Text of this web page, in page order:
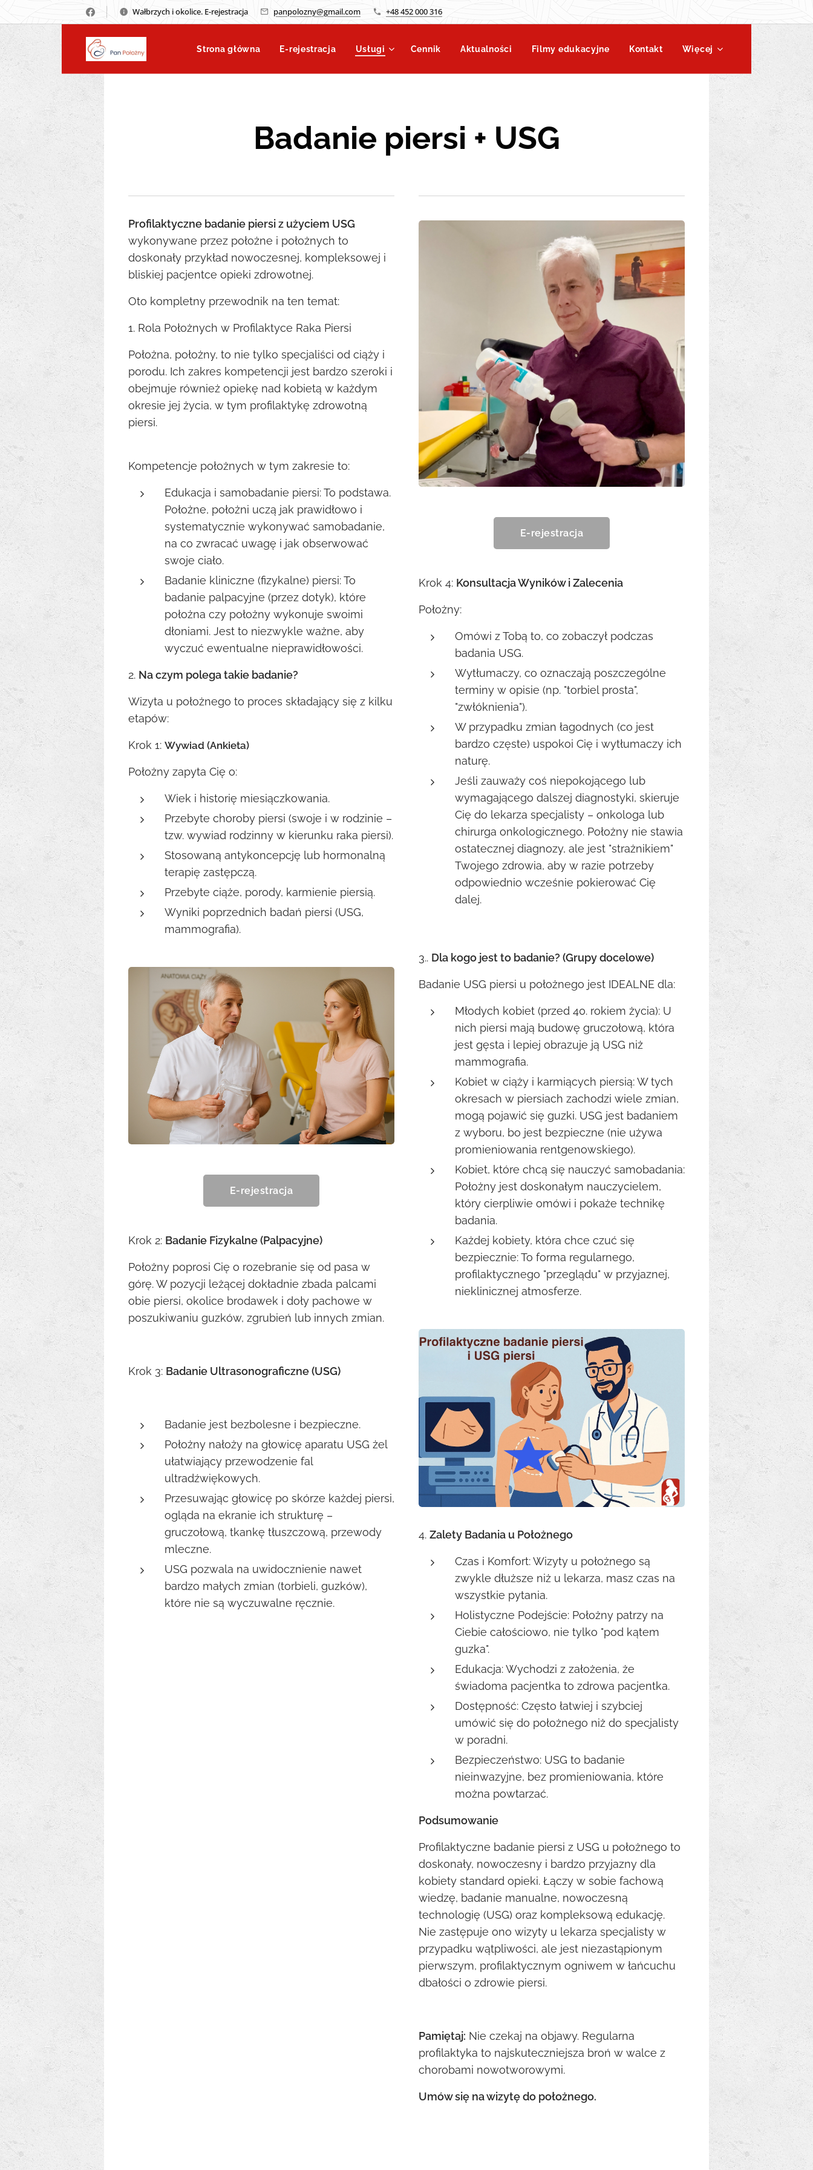
Wałbrzych i okolice. E-rejestracja panpolozny@gmail.com +48 452 000 316
Strona główna E-rejestracja Usługi Cennik Aktualności Filmy edukacyjne Kontakt Więcej
Badanie piersi + USG
Profilaktyczne badanie piersi z użyciem USG
wykonywane przez położne i położnych to
doskonały przykład nowoczesnej, kompleksowej i
bliskiej pacjentce opieki zdrowotnej.
Oto kompletny przewodnik na ten temat:
1. Rola Położnych w Profilaktyce Raka Piersi
Położna, położny, to nie tylko specjaliści od ciąży i
porodu. Ich zakres kompetencji jest bardzo szeroki i
obejmuje również opiekę nad kobietą w każdym
okresie jej życia, w tym profilaktykę zdrowotną
piersi.
Kompetencje położnych w tym zakresie to:
Edukacja i samobadanie piersi: To podstawa.
Położne, położni uczą jak prawidłowo i
systematycznie wykonywać samobadanie,
na co zwracać uwagę i jak obserwować
swoje ciało.
Badanie kliniczne (fizykalne) piersi: To
badanie palpacyjne (przez dotyk), które
położna czy położny wykonuje swoimi
dłoniami. Jest to niezwykle ważne, aby
wyczuć ewentualne nieprawidłowości.
2. Na czym polega takie badanie?
Wizyta u położnego to proces składający się z kilku
etapów:
Krok 1: Wywiad (Ankieta)
Położny zapyta Cię o:
Wiek i historię miesiączkowania.
Przebyte choroby piersi (swoje i w rodzinie –
tzw. wywiad rodzinny w kierunku raka piersi).
Stosowaną antykoncepcję lub hormonalną
terapię zastępczą.
Przebyte ciąże, porody, karmienie piersią.
Wyniki poprzednich badań piersi (USG,
mammografia).
E-rejestracja
Krok 2: Badanie Fizykalne (Palpacyjne)
Położny poprosi Cię o rozebranie się od pasa w
górę. W pozycji leżącej dokładnie zbada palcami
obie piersi, okolice brodawek i doły pachowe w
poszukiwaniu guzków, zgrubień lub innych zmian.
Krok 3: Badanie Ultrasonograficzne (USG)
Badanie jest bezbolesne i bezpieczne.
Położny nałoży na głowicę aparatu USG żel
ułatwiający przewodzenie fal
ultradźwiękowych.
Przesuwając głowicę po skórze każdej piersi,
ogląda na ekranie ich strukturę –
gruczołową, tkankę tłuszczową, przewody
mleczne.
USG pozwala na uwidocznienie nawet
bardzo małych zmian (torbieli, guzków),
które nie są wyczuwalne ręcznie.
E-rejestracja
Krok 4: Konsultacja Wyników i Zalecenia
Położny:
Omówi z Tobą to, co zobaczył podczas
badania USG.
Wytłumaczy, co oznaczają poszczególne
terminy w opisie (np. "torbiel prosta",
"zwłóknienia").
W przypadku zmian łagodnych (co jest
bardzo częste) uspokoi Cię i wytłumaczy ich
naturę.
Jeśli zauważy coś niepokojącego lub
wymagającego dalszej diagnostyki, skieruje
Cię do lekarza specjalisty – onkologa lub
chirurga onkologicznego. Położny nie stawia
ostatecznej diagnozy, ale jest "strażnikiem"
Twojego zdrowia, aby w razie potrzeby
odpowiednio wcześnie pokierować Cię
dalej.
3.. Dla kogo jest to badanie? (Grupy docelowe)
Badanie USG piersi u położnego jest IDEALNE dla:
Młodych kobiet (przed 40. rokiem życia): U
nich piersi mają budowę gruczołową, która
jest gęsta i lepiej obrazuje ją USG niż
mammografia.
Kobiet w ciąży i karmiących piersią: W tych
okresach w piersiach zachodzi wiele zmian,
mogą pojawić się guzki. USG jest badaniem
z wyboru, bo jest bezpieczne (nie używa
promieniowania rentgenowskiego).
Kobiet, które chcą się nauczyć samobadania:
Położny jest doskonałym nauczycielem,
który cierpliwie omówi i pokaże technikę
badania.
Każdej kobiety, która chce czuć się
bezpiecznie: To forma regularnego,
profilaktycznego "przeglądu" w przyjaznej,
nieklinicznej atmosferze.
4. Zalety Badania u Położnego
Czas i Komfort: Wizyty u położnego są
zwykle dłuższe niż u lekarza, masz czas na
wszystkie pytania.
Holistyczne Podejście: Położny patrzy na
Ciebie całościowo, nie tylko "pod kątem
guzka".
Edukacja: Wychodzi z założenia, że
świadoma pacjentka to zdrowa pacjentka.
Dostępność: Często łatwiej i szybciej
umówić się do położnego niż do specjalisty
w poradni.
Bezpieczeństwo: USG to badanie
nieinwazyjne, bez promieniowania, które
można powtarzać.
Podsumowanie
Profilaktyczne badanie piersi z USG u położnego to
doskonały, nowoczesny i bardzo przyjazny dla
kobiety standard opieki. Łączy w sobie fachową
wiedzę, badanie manualne, nowoczesną
technologię (USG) oraz kompleksową edukację.
Nie zastępuje ono wizyty u lekarza specjalisty w
przypadku wątpliwości, ale jest niezastąpionym
pierwszym, profilaktycznym ogniwem w łańcuchu
dbałości o zdrowie piersi.
Pamiętaj: Nie czekaj na objawy. Regularna
profilaktyka to najskuteczniejsza broń w walce z
chorobami nowotworowymi.
Umów się na wizytę do położnego.